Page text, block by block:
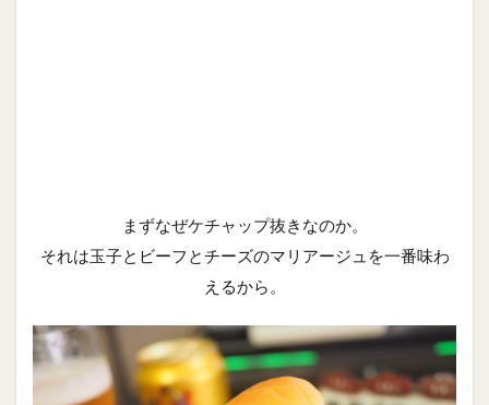
まずなぜケチャップ抜きなのか。
それは玉子とビーフとチーズのマリアージュを一番味わ
えるから。